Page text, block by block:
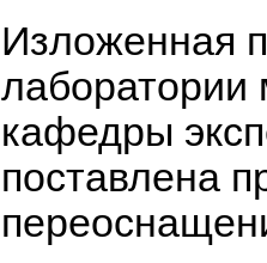
Изложенная
лаборатории
кафедры
поставлена